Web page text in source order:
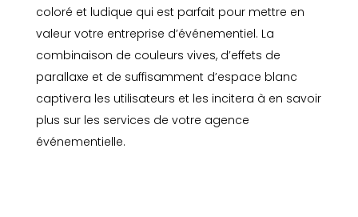
coloré et ludique qui est parfait pour mettre en
valeur votre entreprise d’événementiel. La
combinaison de couleurs vives, d’effets de
parallaxe et de suffisamment d’espace blanc
captivera les utilisateurs et les incitera à en savoir
plus sur les services de votre agence
événementielle.